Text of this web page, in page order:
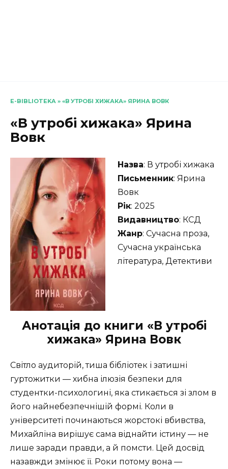
E-BIBLIOTEKA » «В УТРОБІ ХИЖАКА» ЯРИНА ВОВК
«В утробі хижака» Ярина
Вовк
Назва: В утробі хижака
Письменник: Ярина
Вовк
Рік: 2025
Видавництво: КСД
Жанр: Сучасна проза,
Сучасна українська
література, Детективи
Анотація до книги «В утробі
хижака» Ярина Вовк
Світло аудиторій, тиша бібліотек і затишні
гуртожитки — хибна ілюзія безпеки для
студентки-психологині, яка стикається зі злом в
його найнебезпечнішій формі. Коли в
університеті починаються жорстокі вбивства,
Михайліна вирішує сама віднайти істину — не
лише заради правди, а й помсти. Цей досвід
назавжди змінює її. Роки потому вона —